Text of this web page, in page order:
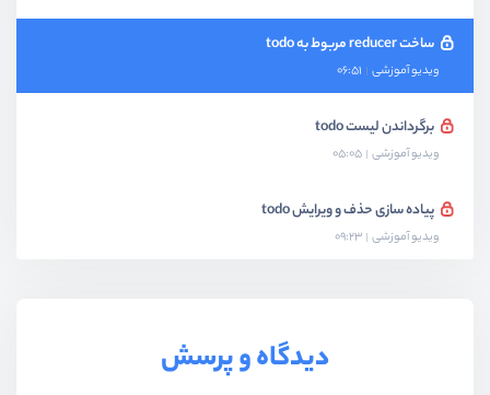
ساخت reducer مربوط به todo
ویدیو آموزشی 06:51
برگرداندن لیست todo
ویدیو آموزشی 05:05
پیاده سازی حذف و ویرایش todo
ویدیو آموزشی 09:23
دیدگاه و پرسش